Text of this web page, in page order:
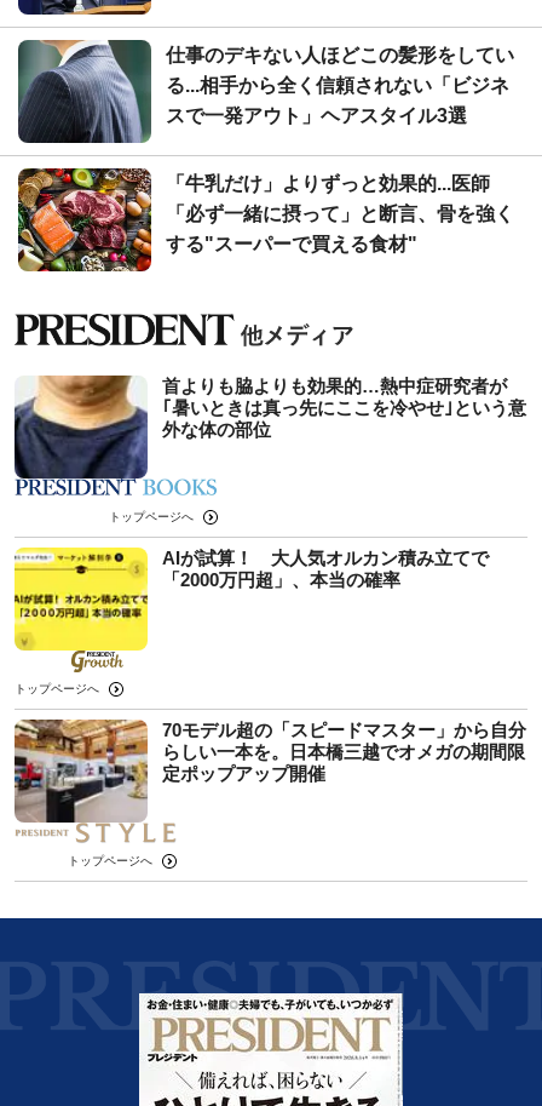
仕事のデキない人ほどこの髪形をしてい
る...相手から全く信頼されない「ビジネ
スで一発アウト」ヘアスタイル3選
「牛乳だけ」よりずっと効果的...医師
「必ず一緒に摂って」と断言、骨を強く
する"スーパーで買える食材"
首よりも脇よりも効果的…熱中症研究者が
｢暑いときは真っ先にここを冷やせ｣という意
外な体の部位
トップページへ
AIが試算！ 大人気オルカン積み立てで
「2000万円超」、本当の確率
トップページへ
70モデル超の「スピードマスター」から自分
らしい一本を。日本橋三越でオメガの期間限
定ポップアップ開催
トップページへ